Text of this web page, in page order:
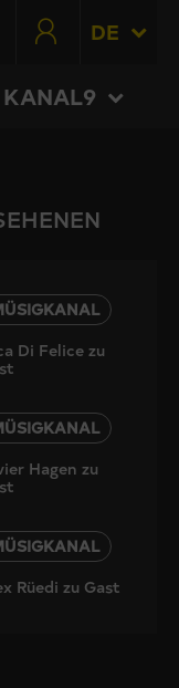
DE
KANAL9
Di Felice zu
Hagen zu
Rüedi zu Gast